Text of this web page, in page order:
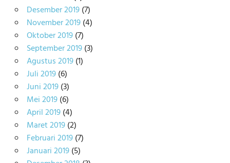
Desember 2019(7)
November 2019(4)
Oktober 2019(7)
September 2019(3)
Agustus 2019(1)
Juli 2019(6)
Juni 2019(3)
Mei 2019(6)
April 2019(4)
Maret 2019(2)
Februari 2019(7)
Januari 2019(5)